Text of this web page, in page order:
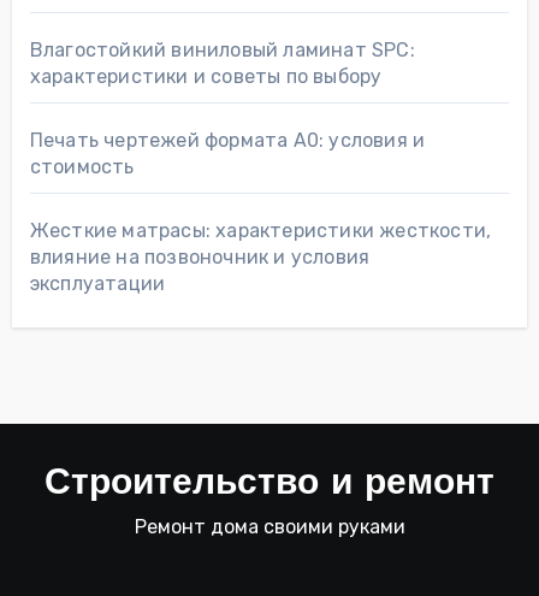
Влагостойкий виниловый ламинат SPC:
характеристики и советы по выбору
Печать чертежей формата А0: условия и
стоимость
Жесткие матрасы: характеристики жесткости,
влияние на позвоночник и условия
эксплуатации
Строительство и ремонт
Ремонт дома своими руками